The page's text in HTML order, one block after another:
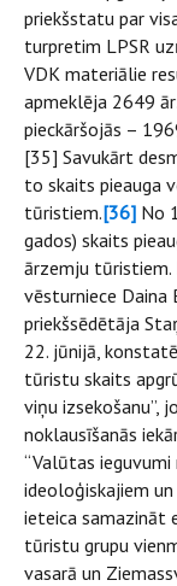
priekšstatu par
turpretim LPSR
VDK materiālie
apmeklēja 2649
pieckāršojās –
[35] Savukārt
to skaits pieauga
tūristiem.[36] No
gados) skaits
ārzemju tūristiem.
vēsturniece Daina
priekšsēdētāja
22. jūnijā,
tūristu skaits
viņu izsekošanu”,
noklausīšanās
“Valūtas
ideoloģiskajiem
ieteica samazināt
tūristu grupu
vasarā un